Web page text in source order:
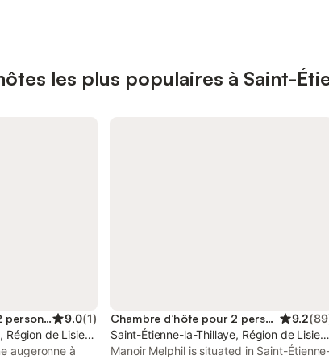
les plus populaires à Saint-
Chambre d’hôte pour 2 personnes 9.0(1)
Région de Lisieux
augeronne à
Chambre d’hôte pour 2 personnes 9.2(89
Saint-Étienne-la-Thillaye, Région de Lisieux
Manoir Melphil is situated in Saint-